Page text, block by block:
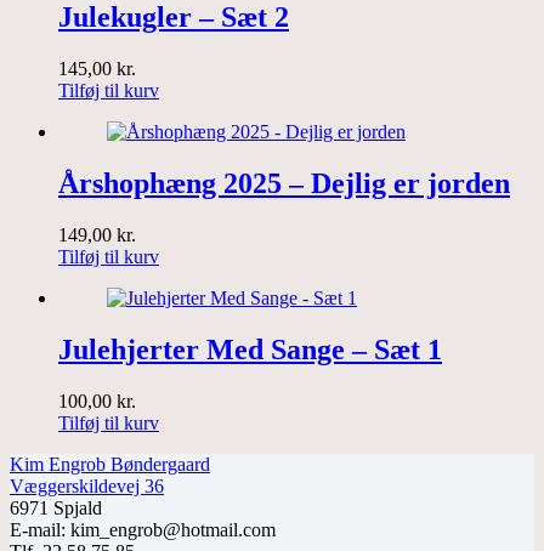
Julekugler – Sæt 2
145,00 kr.
Tilføj til kurv
Årshophæng 2025 – Dejlig er jorden
149,00 kr.
Tilføj til kurv
Julehjerter Med Sange – Sæt 1
100,00 kr.
Tilføj til kurv
Kim Engrob Bøndergaard
Væggerskildevej 36
6971 Spjald
E-mail: kim_engrob@hotmail.com